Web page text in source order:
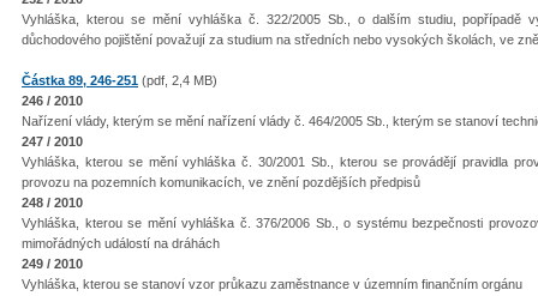
Vyhláška, kterou se mění vyhláška č. 322/2005 Sb., o dalším studiu, popřípadě
důchodového pojištění považují za studium na středních nebo vysokých školách, ve
Částka 89, 246-251 (pdf, 2,4 MB)
246 / 2010
Nařízení vlády, kterým se mění nařízení vlády č. 464/2005 Sb., kterým se stanoví
247 / 2010
Vyhláška, kterou se mění vyhláška č. 30/2001 Sb., kterou se provádějí pravidla
provozu na pozemních komunikacích, ve znění pozdějších předpisů
248 / 2010
Vyhláška, kterou se mění vyhláška č. 376/2006 Sb., o systému bezpečnosti
mimořádných událostí na dráhách
249 / 2010
Vyhláška, kterou se stanoví vzor průkazu zaměstnance v územním finančním orgánu